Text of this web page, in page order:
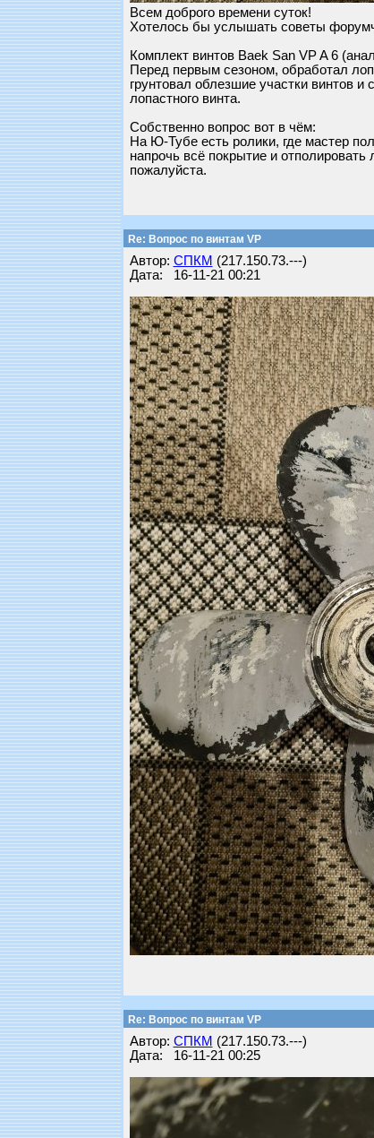
Всем доброго времени суток!
Хотелось бы услышать советы
Комплект винтов Baek San VP A 6
Перед первым сезоном, обработал
грунтовал облезшие участки винтов
лопастного винта.
Собственно вопрос вот в чём:
На Ю-Тубе есть ролики, где мастер
напрочь всё покрытие и
пожалуйста.
Re: Вопрос по винтам VP
Автор: СПКМ (217.150.73.---)
Дата: 16-11-21 00:21
Re: Вопрос по винтам VP
Автор: СПКМ (217.150.73.---)
Дата: 16-11-21 00:25